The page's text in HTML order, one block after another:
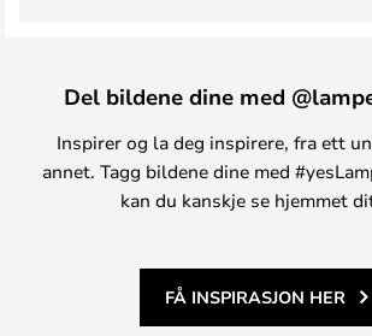
Del bildene dine med
Inspirer og la deg inspirere, fra ett
annet. Tagg bildene dine med
kan du kanskje se hjemmet
FÅ INSPIRASJON HER